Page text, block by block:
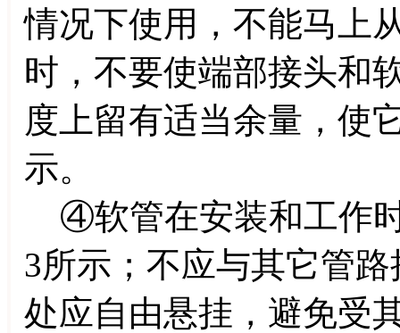
情况下使用，不能马上
时，不要使端部接头和
度上留有适当余量，使
示。
④软管在安装和工作
3所示；不应与其它管
处应自由悬挂，避免受